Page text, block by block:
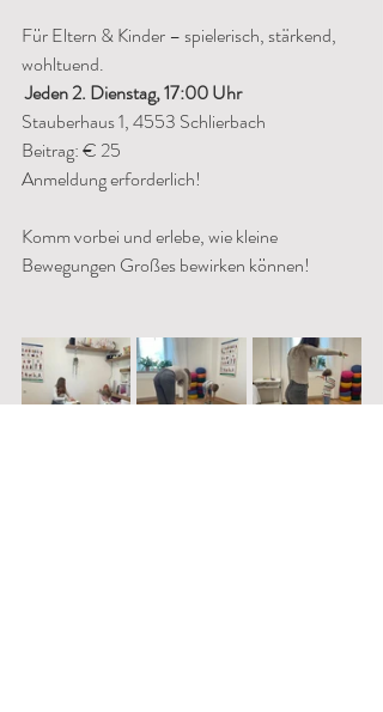
Für Eltern & Kinder – spielerisch, stärkend,
wohltuend.
Jeden 2. Dienstag, 17:00 Uhr
Stauberhaus 1, 4553 Schlierbach
Beitrag: € 25
Anmeldung erforderlich!
Komm vorbei und erlebe, wie kleine
Bewegungen Großes bewirken können!